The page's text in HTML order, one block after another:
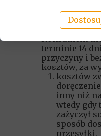
Od Umowy
tej poza
Konsument
terminie 14
przyczyny i
kosztów, za
kosztów
inny niż
wtedy gdy
zażyczył
sposób
przesyłki,